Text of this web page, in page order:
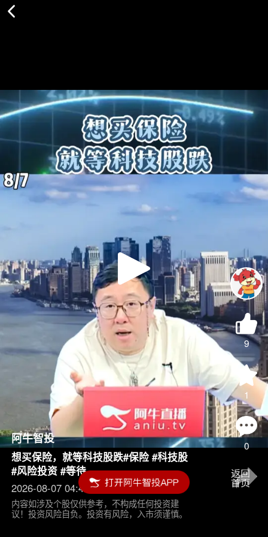
Play
Video
9
1
0
阿牛智投
想买保险，就等科技股跌#保险 #科技股
#风险投资 #等待
2026-08-07 04:45
内容如涉及个股仅供参考，不构成任何投资建
议！投资风险自负。投资有风险，入市须谨慎。